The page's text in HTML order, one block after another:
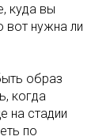
куда вы
вот нужна ли
образ
когда
на стадии
по